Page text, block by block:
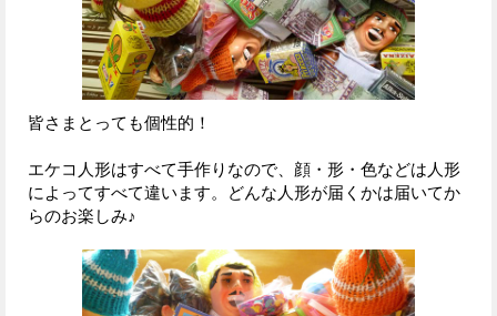
皆さまとっても個性的！
エケコ人形はすべて手作りなので、顔・形・色などは人形
によってすべて違います。どんな人形が届くかは届いてか
らのお楽しみ♪